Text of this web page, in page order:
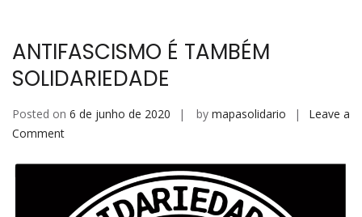
ANTIFASCISMO É TAMBÉM
SOLIDARIEDADE
Posted on 6 de junho de 2020 by mapasolidario
Leave a
Commenton
TAMBÉM
SOLIDARIEDADE